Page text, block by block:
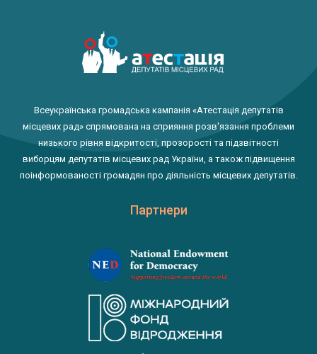
Всеукраїнська громадська кампанія «Атестація депутатів
місцевих рад» спрямована на сприяння розв'язання проблеми
низького рівня відкритості, прозорості та підзвітності
виборцям депутатів місцевих рад України, а також підвищення
поінформованості громадян про діяльність місцевих депутатів.
Партнери